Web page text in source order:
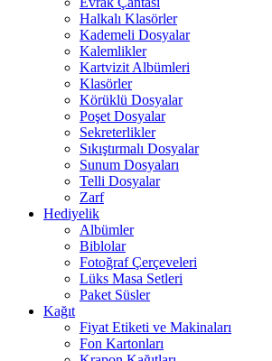
Halkalı Klasörler
Kademeli Dosyalar
Kalemlikler
Kartvizit Albümleri
Klasörler
Körüklü Dosyalar
Poşet Dosyalar
Sekreterlikler
Sıkıştırmalı Dosyalar
Sunum Dosyaları
Telli Dosyalar
Zarf
Hediyelik
Albümler
Biblolar
Fotoğraf Çerçeveleri
Lüks Masa Setleri
Paket Süsler
Kağıt
Fiyat Etiketi ve Makinaları
Fon Kartonları